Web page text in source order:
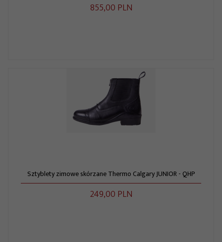
855,00 PLN
Sztyblety zimowe skórzane Thermo Calgary JUNIOR - QHP
249,00 PLN